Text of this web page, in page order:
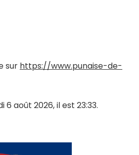
sur https://www.punaise-de-
6 août 2026, il est 23:33.